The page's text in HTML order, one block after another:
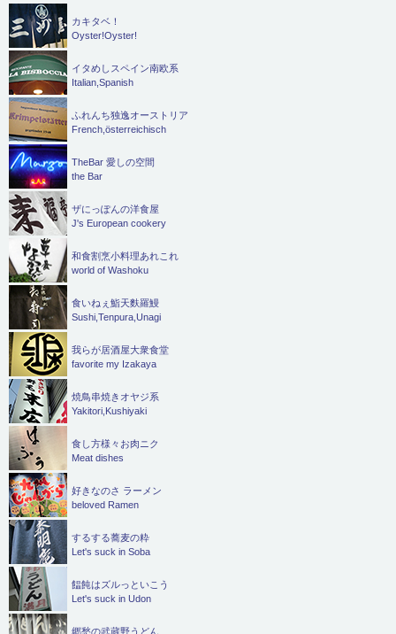
カキタベ！
Oyster!Oyster!
イタめしスペイン南欧系
Italian,Spanish
ふれんち独逸オーストリア
French,österreichisch
TheBar 愛しの空間
the Bar
ザにっぽんの洋食屋
J's European cookery
和食割烹小料理あれこれ
world of Washoku
食いねぇ鮨天麩羅鰻
Sushi,Tenpura,Unagi
我らが居酒屋大衆食堂
favorite my Izakaya
焼鳥串焼きオヤジ系
Yakitori,Kushiyaki
食し方様々お肉ニク
Meat dishes
好きなのさ ラーメン
beloved Ramen
するする蕎麦の粋
Let's suck in Soba
饂飩はズルっといこう
Let's suck in Udon
郷愁の武蔵野うどん